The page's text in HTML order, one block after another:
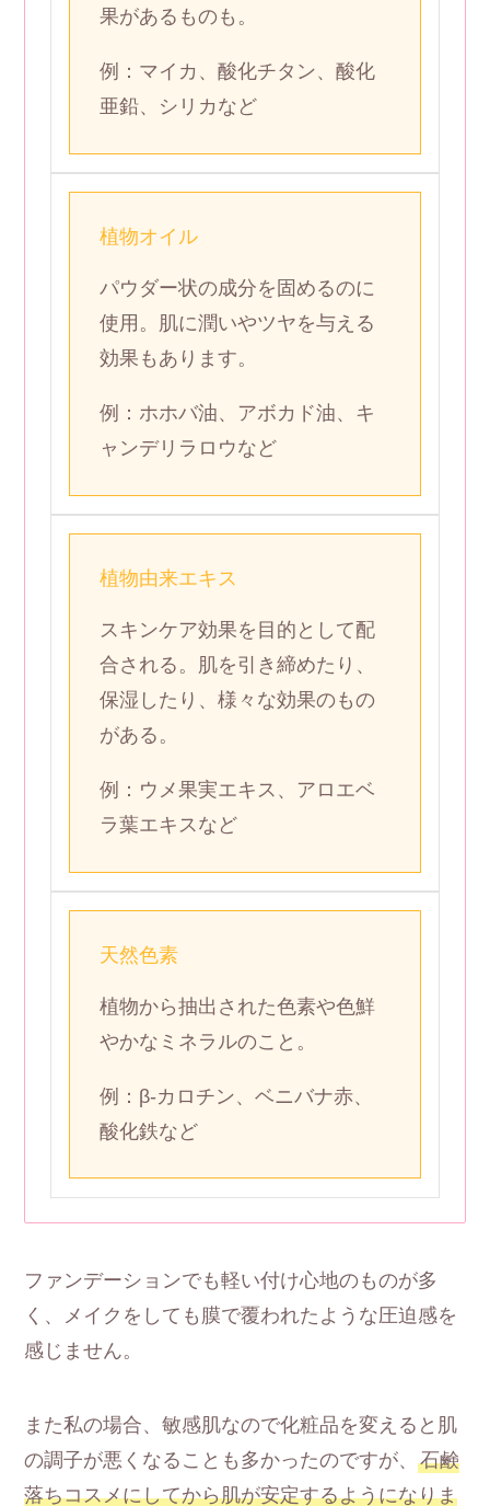
果があるものも。
例：マイカ、酸化チタン、酸化
亜鉛、シリカなど
植物オイル
パウダー状の成分を固めるのに
使用。肌に潤いやツヤを与える
効果もあります。
例：ホホバ油、アボカド油、キ
ャンデリラロウなど
植物由来エキス
スキンケア効果を目的として配
合される。肌を引き締めたり、
保湿したり、様々な効果のもの
がある。
例：ウメ果実エキス、アロエベ
ラ葉エキスなど
天然色素
植物から抽出された色素や色鮮
やかなミネラルのこと。
例：β-カロチン、ベニバナ赤、
酸化鉄など
ファンデーションでも軽い付け心地のものが多
く、メイクをしても膜で覆われたような圧迫感を
感じません。
また私の場合、敏感肌なので化粧品を変えると肌
の調子が悪くなることも多かったのですが、石鹸
落ちコスメにしてから肌が安定するようになりま